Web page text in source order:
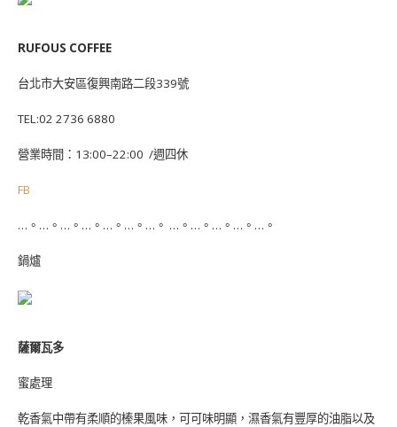
RUFOUS COFFEE
台北市大安區復興南路二段339號
TEL:02 2736 6880
營業時間：13:00–22:00 /週四休
FB
…。…。…。…。…。…。…。 …。…。…。…。…。
鍋爐
薩爾瓦多
蜜處理
乾香氣中帶有柔順的榛果風味，可可味明顯，濕香氣有豐厚的油脂以及